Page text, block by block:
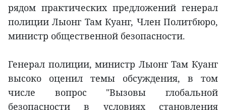
рядом практических предложений генерал
полиции Лыонг Там Куанг, Член Политбюро,
министр общественной безопасности.
Генерал полиции, министр Лыонг Там Куанг
высоко оценил темы обсуждения, в том
числе вопрос "Вызовы глобальной
безопасности в условиях становления